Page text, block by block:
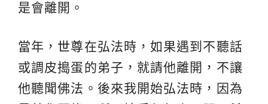
是會離開。
當年， 世尊在弘法時，如果遇到不聽話
或調皮搗蛋的弟子，就請他離開，不讓
他聽聞佛法。後來我開始弘法時，因為